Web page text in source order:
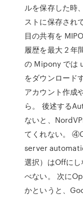
ルを保存した時
ストに保存され
目の共有を
履歴を最大 2 年
の Mipony では
をダウンロード
アカウント作成
ら。 後述する
ないと、
てくれない。
server
選択）はOffに
べない。 次に
かというと、